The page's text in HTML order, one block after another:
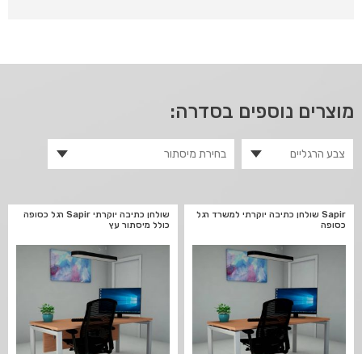
מוצרים נוספים בסדרה:
Sapir שולחן כתיבה יוקרתי למשרד רגל
כסופה
שולחן כתיבה יוקרתי Sapir רגל כסופה
כולל מיסתור עץ